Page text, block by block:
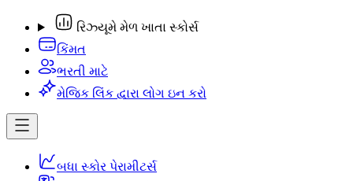
રિઝ્યૂમે મેળ ખાતા સ્કોર્સ
કિંમત
ભરતી માટે
મેજિક લિંક દ્વારા લોગ ઇન કરો
બધા સ્કોર પેરામીટર્સ